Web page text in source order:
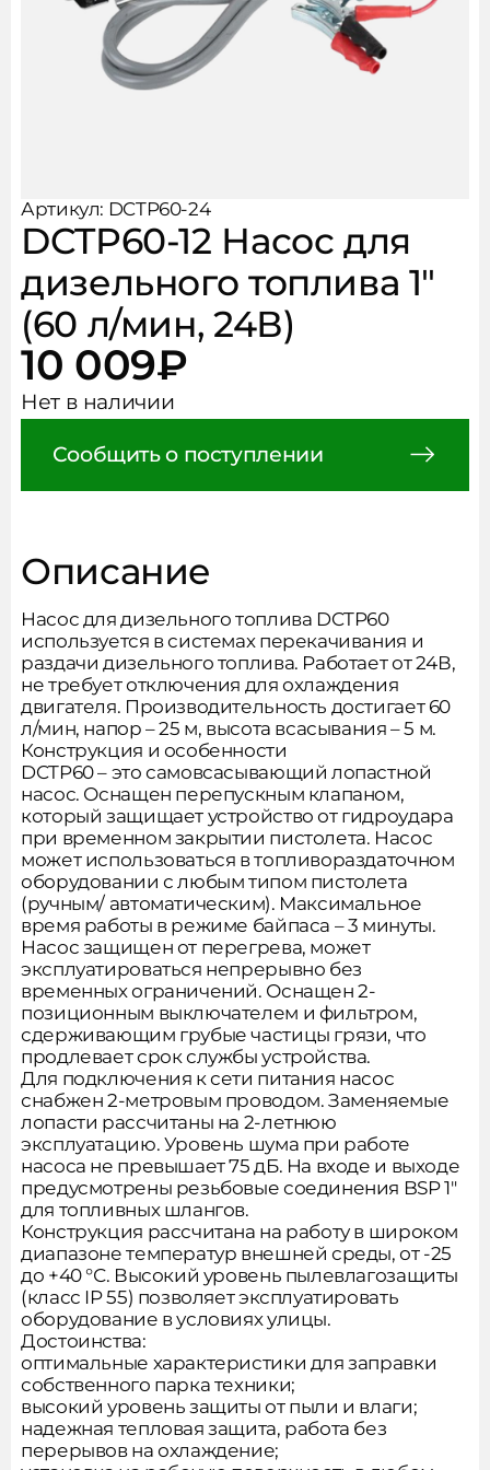
Артикул: DCTP60-24
DCTP60-12 Насос для
дизельного топлива 1″
(60 л/мин, 24В)
10 009₽
Нет в наличии
Сообщить о поступлении
Описание
Насос для дизельного топлива DCTP60
используется в системах перекачивания и
раздачи дизельного топлива. Работает от 24В,
не требует отключения для охлаждения
двигателя. Производительность достигает 60
л/мин, напор – 25 м, высота всасывания – 5 м.
Конструкция и особенности
DCTP60 – это самовсасывающий лопастной
насос. Оснащен перепускным клапаном,
который защищает устройство от гидроудара
при временном закрытии пистолета. Насос
может использоваться в топливораздаточном
оборудовании с любым типом пистолета
(ручным/ автоматическим). Максимальное
время работы в режиме байпаса – 3 минуты.
Насос защищен от перегрева, может
эксплуатироваться непрерывно без
временных ограничений. Оснащен 2-
позиционным выключателем и фильтром,
сдерживающим грубые частицы грязи, что
продлевает срок службы устройства.
Для подключения к сети питания насос
снабжен 2-метровым проводом. Заменяемые
лопасти рассчитаны на 2-летнюю
эксплуатацию. Уровень шума при работе
насоса не превышает 75 дБ. На входе и выходе
предусмотрены резьбовые соединения BSP 1″
для топливных шлангов.
Конструкция рассчитана на работу в широком
диапазоне температур внешней среды, от -25
до +40 °С. Высокий уровень пылевлагозащиты
(класс IP 55) позволяет эксплуатировать
оборудование в условиях улицы.
Достоинства:
оптимальные характеристики для заправки
собственного парка техники;
высокий уровень защиты от пыли и влаги;
надежная тепловая защита, работа без
перерывов на охлаждение;
Рукава, фитинги, хомуты
Чистота и безопасность
Аксессуары
КОНТАКТЫ
Заполните форму и мы вам
перезвоним
Сообщить о поступлении
товара
Подпишитесь на новости,
чтобы не пропустить акции
и новые товары
Товар добавлен в корзину
Оформить заказ
Спасибо!
Ваша заявка принята
Наш менеджер свяжится с вами в
Ошибка отправки
Попробуйте повторить отправку